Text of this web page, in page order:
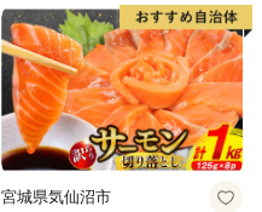
宮城県気仙沼市